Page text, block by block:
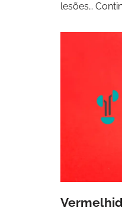
lesões…